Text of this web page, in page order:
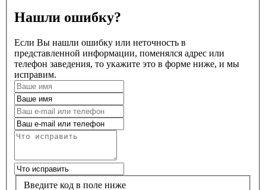
Нашли ошибку?
Если Вы нашли ошибку или неточность в
представленной информации, поменялся адрес или
телефон заведения, то укажите это в форме ниже, и мы
исправим.
Введите код в поле ниже